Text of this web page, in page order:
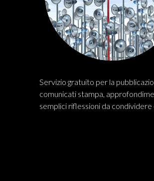
Servizio gratuito per la
comunicati stampa,
semplici riflessioni da condividere